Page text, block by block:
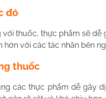
đó
thuốc, thực phẩm sẽ dễ
với các tác nhân bên
thuốc
các thực phẩm dễ gây